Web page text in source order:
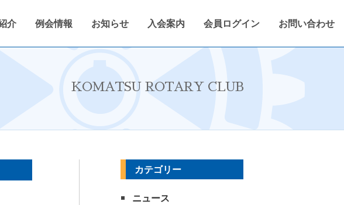
介 例会情報 お知らせ 入会案内 会員ログイン お問い合わせ
KOMATSU ROTARY CLUB
カテゴリー
ニュース